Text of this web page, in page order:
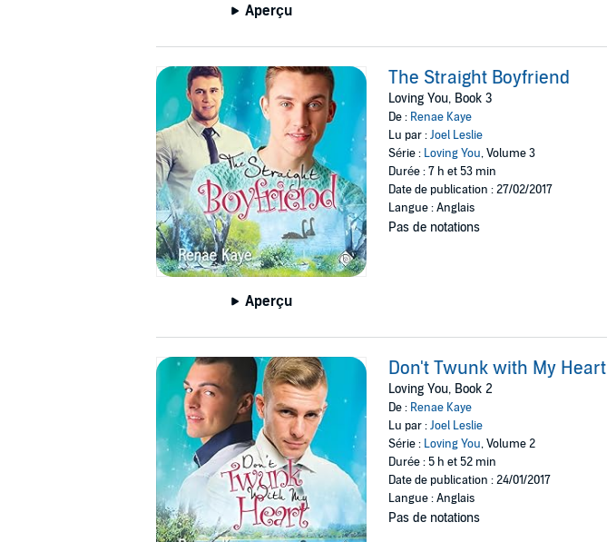
Aperçu
Aperçu
The Straight Boyfriend
Loving You, Book 3
De : Renae Kaye
Lu par :Joel Leslie
Série : Loving You, Volume 3
Durée : 7 h et 53 min
Date de publication : 27/02/2017
Langue : Anglais
Pas de notations
Don't Twunk with My Heart
Loving You, Book 2
De : Renae Kaye
Lu par :Joel Leslie
Série : Loving You, Volume 2
Durée : 5 h et 52 min
Date de publication : 24/01/2017
Langue : Anglais
Pas de notations